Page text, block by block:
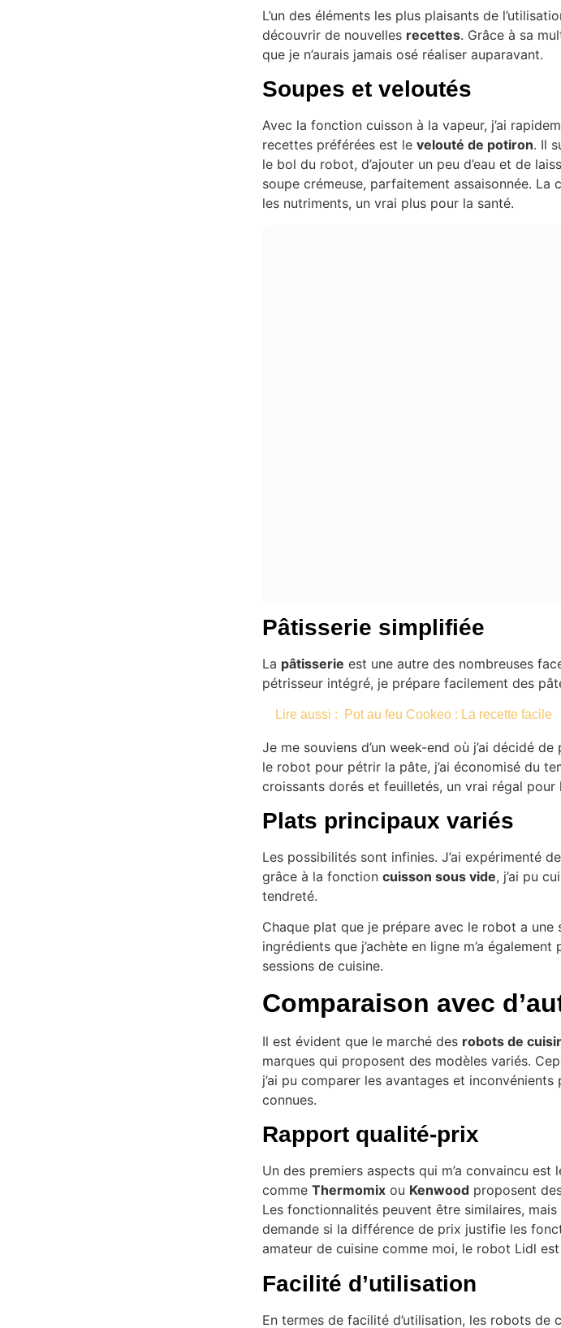
L’un des éléments les plus plaisants de
découvrir de nouvelles recettes. Grâce à sa
que je n’aurais jamais osé réaliser auparavant.
Soupes et veloutés
Avec la fonction cuisson à la vapeur, j’ai
recettes préférées est levelouté de potiron. Il
le bol du robot, d’ajouter un peu d’eau et de
soupe crémeuse, parfaitement assaisonnée. La
les nutriments, un vrai plus pour la santé.
Pâtisserie simplifiée
La pâtisserie est une autre des nombreuses
pétrisseur intégré, je prépare facilement des
Lire aussi : Pot au feu Cookeo : La recette facile
Je me souviens d’un week-end où j’ai décidé
le robot pour pétrir la pâte, j’ai économisé du
croissants dorés et feuilletés, un vrai régal pour
Plats principaux variés
Les possibilités sont infinies. J’ai expérimenté
grâce à la fonctioncuisson sous vide, j’ai pu
tendreté.
Chaque plat que je prépare avec le robot a une
ingrédients que j’achète en ligne m’a
sessions de cuisine.
Comparaison avec
Il est évident que le marché des robots de
marques qui proposent des modèles variés.
j’ai pu comparer les avantages et
connues.
Rapport qualité-prix
Un des premiers aspects qui m’a convaincu
commeThermomix ou Kenwood proposent
Les fonctionnalités peuvent être similaires,
demande si la différence de prix justifie les
amateur de cuisine comme moi, le robot Lidl
Facilité d’utilisation
En termes de facilité d’utilisation, les robots